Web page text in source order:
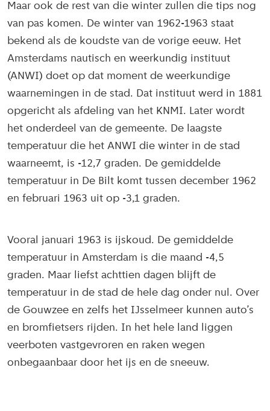
Maar ook de rest van die winter zullen die tips nog
van pas komen. De winter van 1962-1963 staat
bekend als de koudste van de vorige eeuw. Het
Amsterdams nautisch en weerkundig instituut
(ANWI) doet op dat moment de weerkundige
waarnemingen in de stad. Dat instituut werd in 1881
opgericht als afdeling van het KNMI. Later wordt
het onderdeel van de gemeente. De laagste
temperatuur die het ANWI die winter in de stad
waarneemt, is -12,7 graden. De gemiddelde
temperatuur in De Bilt komt tussen december 1962
en februari 1963 uit op -3,1 graden.
Vooral januari 1963 is ijskoud. De gemiddelde
temperatuur in Amsterdam is die maand -4,5
graden. Maar liefst achttien dagen blijft de
temperatuur in de stad de hele dag onder nul. Over
de Gouwzee en zelfs het IJsselmeer kunnen auto’s
en bromfietsers rijden. In het hele land liggen
veerboten vastgevroren en raken wegen
onbegaanbaar door het ijs en de sneeuw.